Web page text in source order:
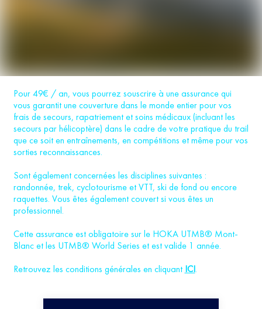
Pour 49€ / an, vous pourrez souscrire à une assurance qui
vous garantit une couverture dans le monde entier pour vos
frais de secours, rapatriement et soins médicaux (incluant les
secours par hélicoptère) dans le cadre de votre pratique du trail
que ce soit en entraînements, en compétitions et même pour vos
sorties reconnaissances.
Sont également concernées les disciplines suivantes :
randonnée, trek, cyclotourisme et VTT, ski de fond ou encore
raquettes. Vous êtes également couvert si vous êtes un
professionnel.
Cette assurance est obligatoire sur le HOKA UTMB® Mont-
Blanc et les UTMB® World Series et est valide 1 année.
Retrouvez les conditions générales en cliquant ICI.